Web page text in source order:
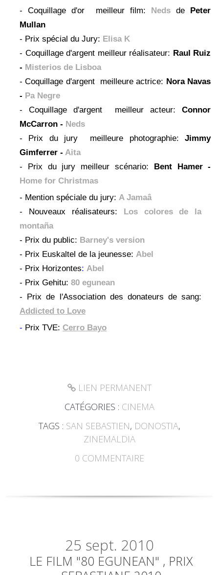
- Coquillage d'or meilleur film: Neds de Peter
Mullan
- Prix spécial du Jury: Elisa K
- Coquillage d'argent meilleur réalisateur: Raul Ruiz
- Misterios de Lisboa
- Coquillage d'argent meilleure actrice: Nora Navas
- Pa Negre
- Coquillage d'argent meilleur acteur:Connor
McCarron - Neds
- Prix du jury meilleure photographie:Jimmy
Gimferrer - Aita
- Prix du jury meilleur scénario: Bent Hamer -
Home for Christmas
- Mention spéciale du jury: A Jamaâ
- Nouveaux réalisateurs: Los colores de la
montaña
- Prix du public: Barney's version
- Prix Euskaltel de la jeunesse: Abel
- Prix Horizontes: Abel
- Prix Gehitu: 80 egunean
- Prix de l'Association des donateurs de sang:
Addicted to Love
- Prix TVE: Cerro Bayo
LIEN PERMANENT
CATÉGORIES : CINEMA
TAGS : SAN SEBASTIEN, DONOSTIA,
ZINEMALDIA
0 COMMENTAIRE
25 sept. 2010
LE FILM "80 EGUNEAN" , PRIX